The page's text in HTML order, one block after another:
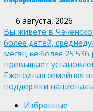
6 августа, 2026
Вы живёте в
более детей,
месяц не более 25
превышает
Ежегодная семейная
поддержки
Избранные